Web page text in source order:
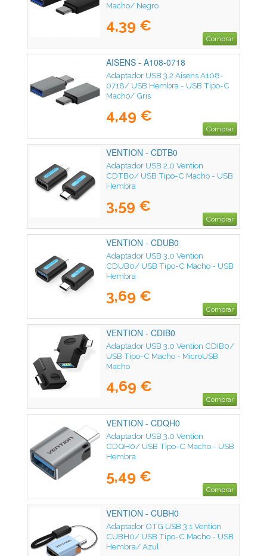
Macho/ Negro
4,39 €
Comprar
AISENS - A108-0718
Adaptador USB 3.2 Aisens A108-
0718/ USB Hembra - USB Tipo-C
Macho/ Gris
4,49 €
Comprar
VENTION - CDTB0
Adaptador USB 2.0 Vention
CDTB0/ USB Tipo-C Macho - USB
Hembra
3,59 €
Comprar
VENTION - CDUB0
Adaptador USB 3.0 Vention
CDUB0/ USB Tipo-C Macho - USB
Hembra
3,69 €
Comprar
VENTION - CDIB0
Adaptador USB 3.0 Vention CDIB0/
USB Tipo-C Macho - MicroUSB
Macho
4,69 €
Comprar
VENTION - CDQH0
Adaptador USB 3.0 Vention
CDQH0/ USB Tipo-C Macho - USB
Hembra
5,49 €
Comprar
VENTION - CUBH0
Adaptador OTG USB 3.1 Vention
CUBH0/ USB Tipo-C Macho - USB
Hembra/ Azul